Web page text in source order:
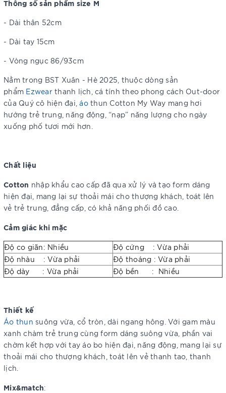
Thông số sản phẩm size M
- Dài thân 52cm
- Dài tay 15cm
- Vòng ngục 86/93cm
Nằm trong BST Xuân - Hè 2025, thuộc dòng sản
phẩm Ezwearthanh lịch, cá tính theo phong cách Out-door
của Quý cô hiện đại,áothun Cotton My Way mang hơi
hướng trẻ trung, năng động, “nạp” năng lượng cho ngày
xuống phố tươi mới hơn.
Chất liệu
Cotton nhập khẩu cao cấp đã qua xử lý và tạo form dáng
hiện đại, mang lại sự thoải mái cho thượng khách, toát lên
vẻ trẻ trung, đẳng cấp, có khả năng phối đồ cao.
Cảm giác khi mặc
Độ co giãn: Nhiều
Độ cứng : Vừa phải
Độ nhàu : Vừa phải
Độ thoáng : Vừa phải
Độ dày : Vừa phải
Độ bền : Nhiều
Thiết kế
Áo thun suông vừa, cổ tròn, dài ngang hông. Với gam màu
xanh chàm trẻ trung cùng form dáng suông vừa, phần vai
chờm kết hợp với tay áo bo hiện đại, năng động, mang lại sự
thoải mái cho thượng khách, toát lên vẻ thanh tao, thanh
lịch.
Mix&match: